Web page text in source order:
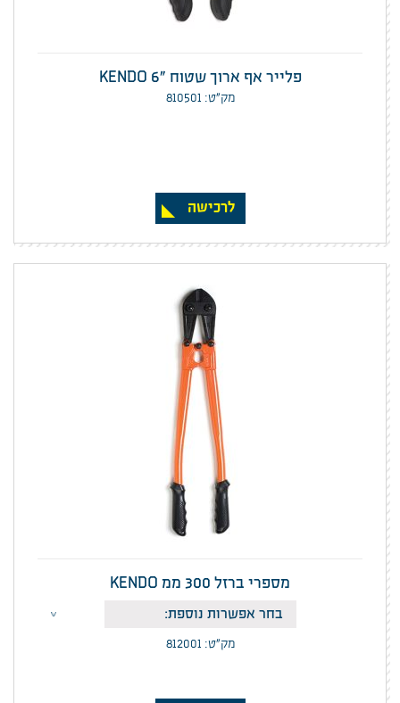
פלייר אף ארוך שטוח "KENDO 6
מק”ט: 810501
לרכישה
מספרי ברזל 300 ממ KENDO
מק”ט: 812001